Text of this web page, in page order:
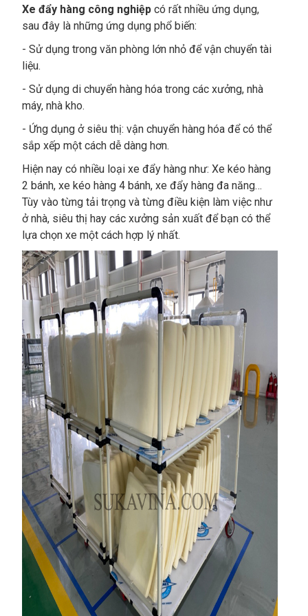
Xe đẩy hàng công nghiệpcó rất nhiều ứng dụng,
sau đây là những ứng dụng phổ biến:
- Sử dụng trong văn phòng lớn nhỏ để vận chuyển tài
liệu.
- Sử dụng di chuyển hàng hóa trong các xưởng, nhà
máy, nhà kho.
- Ứng dụng ở siêu thị: vận chuyển hàng hóa để có thể
sắp xếp một cách dễ dàng hơn.
Hiện nay có nhiều loại xe đẩy hàng như: Xe kéo hàng
2 bánh, xe kéo hàng 4 bánh, xe đẩy hàng đa năng…
Tùy vào từng tải trọng và từng điều kiện làm việc như
ở nhà, siêu thị hay các xưởng sản xuất để bạn có thể
lựa chọn xe một cách hợp lý nhất.